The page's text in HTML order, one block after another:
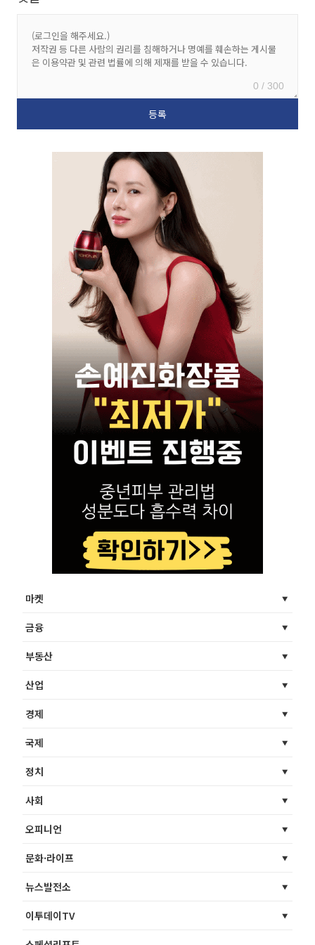
0 / 300
마켓
금융
부동산
산업
경제
국제
정치
사회
오피니언
문화·라이프
뉴스발전소
이투데이TV